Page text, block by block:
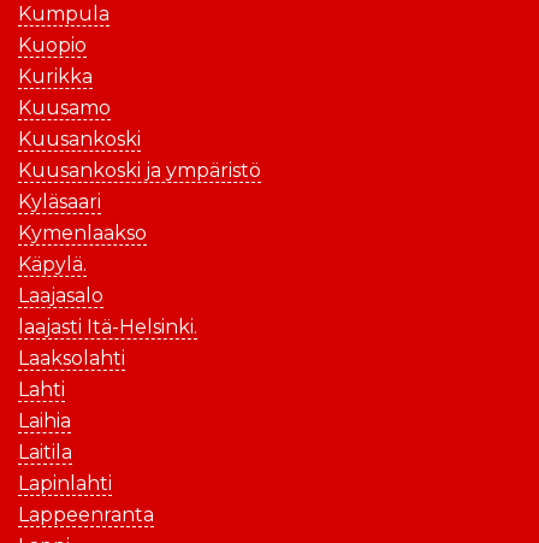
Kumpula
Kuopio
Kurikka
Kuusamo
Kuusankoski
Kuusankoski ja ympäristö
Kyläsaari
Kymenlaakso
Käpylä.
Laajasalo
laajasti Itä-Helsinki.
Laaksolahti
Lahti
Laihia
Laitila
Lapinlahti
Lappeenranta